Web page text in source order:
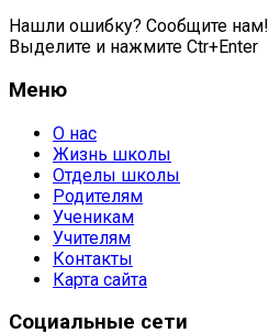
Нашли ошибку? Сообщите нам!
Выделите и нажмите Ctr+Enter
Меню
О нас
Жизнь школы
Отделы школы
Родителям
Ученикам
Учителям
Контакты
Карта сайта
Социальные сети